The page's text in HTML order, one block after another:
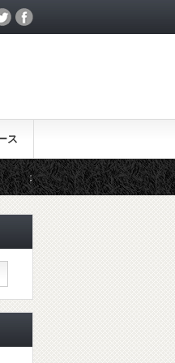
ス
トをお探しの方はこちら♪